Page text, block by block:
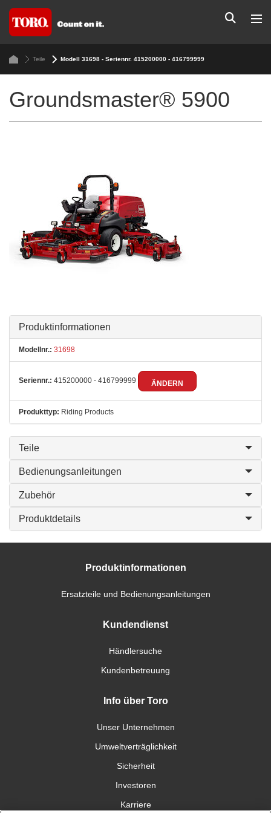
Teile Modell 31698 - Seriennr. 415200000 - 416799999
Groundsmaster® 5900
Produktinformationen
Modellnr.: 31698
Seriennr.: 415200000 - 416799999 ÄNDERN
Produkttyp: Riding Products
Teile
Bedienungsanleitungen
Zubehör
Produktdetails
Produktinformationen
Ersatzteile und Bedienungsanleitungen
Kundendienst
Händlersuche
Kundenbetreuung
Info über Toro
Unser Unternehmen
Umweltverträglichkeit
Sicherheit
Investoren
Karriere